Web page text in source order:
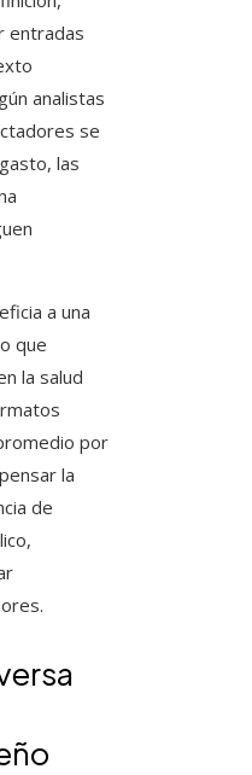
entradas
analistas
se
las
a una
que
la salud
por
la
de